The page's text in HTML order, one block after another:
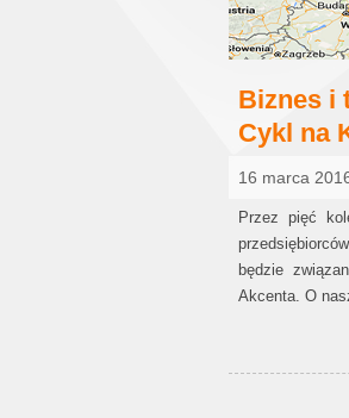
Biznes i
Cykl na
16 marca
Przez pięć
będzie
Akcenta. O